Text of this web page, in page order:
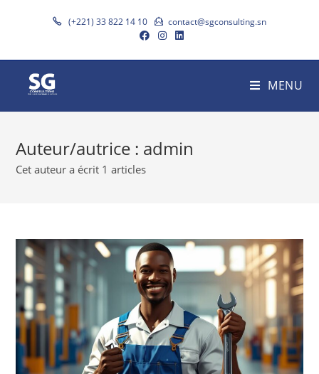
(+221) 33 822 14 10 contact@sgconsulting.sn
MENU
Auteur/autrice : admin
Cet auteur a écrit 1 articles